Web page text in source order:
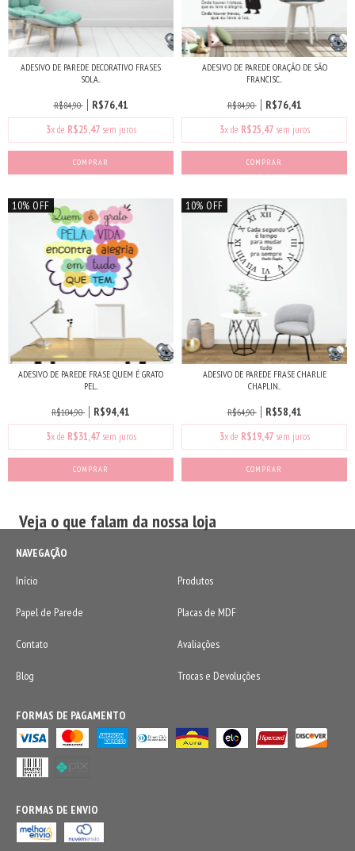
ADESIVO DE PAREDE DECORATIVO FRASES
SOLA...
R$84,90 R$76,41
3x de R$25,47sem juros
ADESIVO DE PAREDE ORAÇÃO DE SÃO
FRANCISC...
R$84,90 R$76,41
3x de R$25,47sem juros
10% OFF
ADESIVO DE PAREDE FRASE QUEM É GRATO
PEL...
R$104,90 R$94,41
3x de R$31,47sem juros
10% OFF
ADESIVO DE PAREDE FRASE CHARLIE
CHAPLIN...
R$64,90 R$58,41
3x de R$19,47sem juros
Veja o que falam da nossa loja
NAVEGAÇÃO
Início
Produtos
Papel de Parede Placas de MDF
Contato Avaliações
Blog Trocas e Devoluções
FORMAS DE PAGAMENTO
FORMAS DE ENVIO